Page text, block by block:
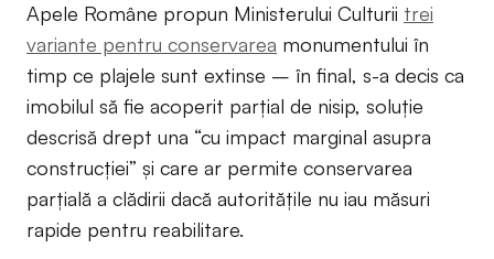
Apele Române propun Ministerului Culturii trei
variante pentru conservarea monumentului în
timp ce plajele sunt extinse – în final, s-a decis ca
imobilul să fie acoperit parțial de nisip, soluție
descrisă drept una “cu impact marginal asupra
construcției” și care ar permite conservarea
parțială a clădirii dacă autoritățile nu iau măsuri
rapide pentru reabilitare.